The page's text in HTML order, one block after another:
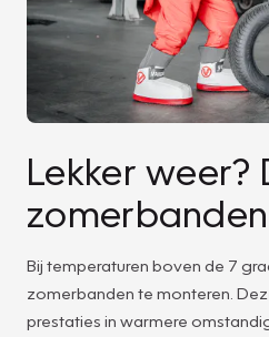
Lekker weer?
Bij temperaturen boven de 7
zomerbanden te monteren.
prestaties in warmere